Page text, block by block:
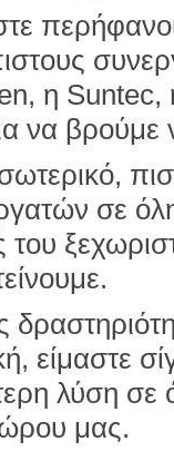
η Suntec,
να βρούμε
σε
του
είμαστε
λύση σε
μας.